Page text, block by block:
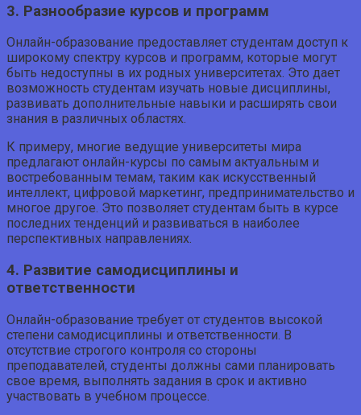
3. Разнообразие курсов и программ
Онлайн-образование предоставляет студентам доступ к
широкому спектру курсов и программ, которые могут
быть недоступны в их родных университетах. Это дает
возможность студентам изучать новые дисциплины,
развивать дополнительные навыки и расширять свои
знания в различных областях.
К примеру, многие ведущие университеты мира
предлагают онлайн-курсы по самым актуальным и
востребованным темам, таким как искусственный
интеллект, цифровой маркетинг, предпринимательство и
многое другое. Это позволяет студентам быть в курсе
последних тенденций и развиваться в наиболее
перспективных направлениях.
4. Развитие самодисциплины и
ответственности
Онлайн-образование требует от студентов высокой
степени самодисциплины и ответственности. В
отсутствие строгого контроля со стороны
преподавателей, студенты должны сами планировать
свое время, выполнять задания в срок и активно
участвовать в учебном процессе.